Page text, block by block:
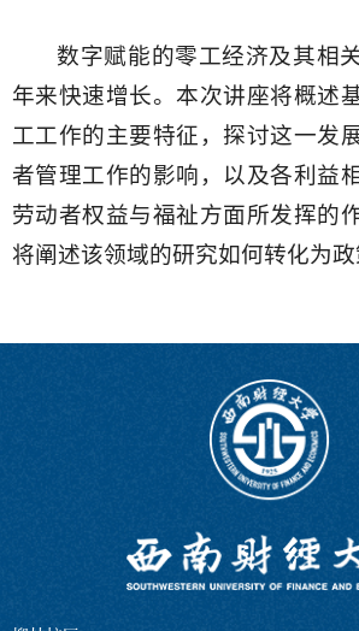
数字赋能的零工经济及其相
年来快速增长。本次讲座将概述
工工作的主要特征，探讨这一发
者管理工作的影响，以及各利益
劳动者权益与福祉方面所发挥的
将阐述该领域的研究如何转化为政